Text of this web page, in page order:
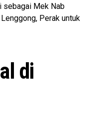
sebagai Mek Nab
Perak untuk
di